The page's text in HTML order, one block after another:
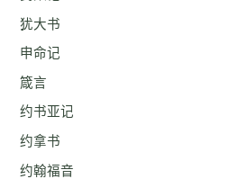
犹大书
申命记
箴言
约书亚记
约拿书
约翰福音